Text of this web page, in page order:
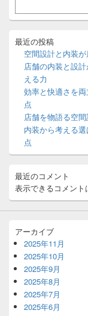
シ
ン
イ
バ最近の投稿
空間設計と内装
店舗の内装と設
える力
効率と快適さを
点
店舗を物語る空
内装から考える
点
最近のコメント
表示できるコメント
アーカイブ
2025年11月
2025年10月
2025年9月
2025年8月
2025年7月
2025年6月